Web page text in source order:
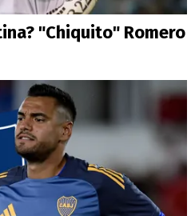
"Chiquito" Romero